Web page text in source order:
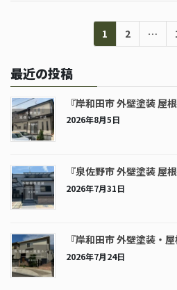
ペ
ー
ジ
送
り
ペ
ー
1
ペ
ー
2 …
最近の投稿
『岸和田市 外壁塗装 屋
2026年8月5日
『泉佐野市 外壁塗装 屋
2026年7月31日
『岸和田市 外壁塗装・
2026年7月24日